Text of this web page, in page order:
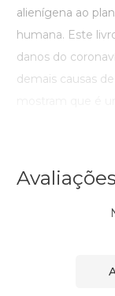
alienígena ao
humana. Este
danos do
demais causas
Avaliações